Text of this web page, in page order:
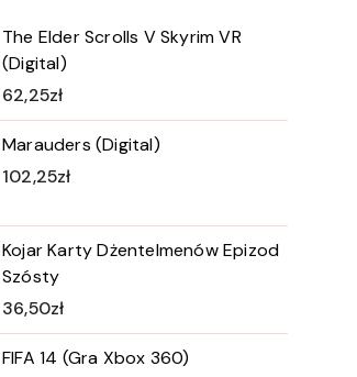
The Elder Scrolls V Skyrim VR
(Digital)
62,25zł
Marauders (Digital)
102,25zł
Kojar Karty Dżentelmenów Epizod
Szósty
36,50zł
FIFA 14 (Gra Xbox 360)